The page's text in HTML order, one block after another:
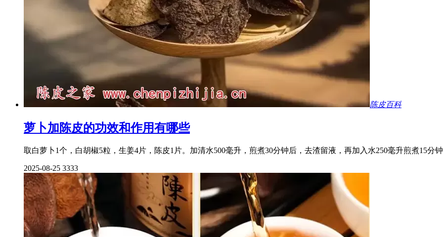
陈皮百科
萝卜加陈皮的功效和作用有哪些
取白萝卜1个，白胡椒5粒，生姜4片，陈皮1片。加清水500毫升，煎煮30分钟后，去渣留液，再加入水250毫升煎煮15分
2025-08-25 3333